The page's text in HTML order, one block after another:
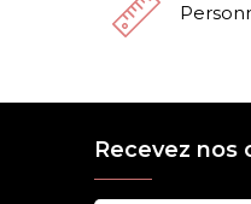
Recevez nos